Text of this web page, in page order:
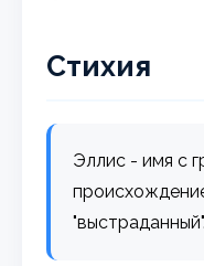
Стихия
Эллис - имя с
"выстраданный".